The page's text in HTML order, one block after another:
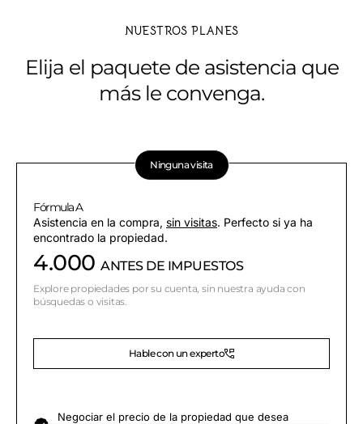
NUESTROS PLANES
Elija el paquete de asistencia que
más le convenga.
Ninguna visita
Fórmula A
Asistencia en la compra, sin visitas. Perfecto si ya ha
encontrado la propiedad.
4.000 ANTES DE IMPUESTOS
Explore propiedades por su cuenta, sin nuestra ayuda con
búsquedas o visitas.
Hable con un experto
Negociar el precio de la propiedad que desea